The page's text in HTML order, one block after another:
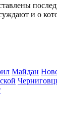
и о
Майдан